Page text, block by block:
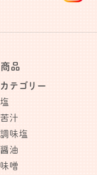
商品
カテゴリー
塩
苦汁
調味塩
醤油
味噌